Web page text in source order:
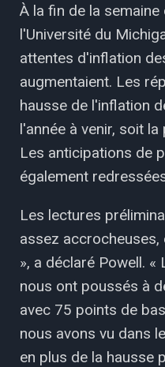
À la fin de la
l'Université du
attentes d'inflation
augmentaient. Les
hausse de l'inflation
l'année à venir, soit
Les anticipations de
également
Les lectures
assez
», a déclaré Powell.
nous ont poussés à
avec 75 points de
nous avons vu dans
en plus de la hausse